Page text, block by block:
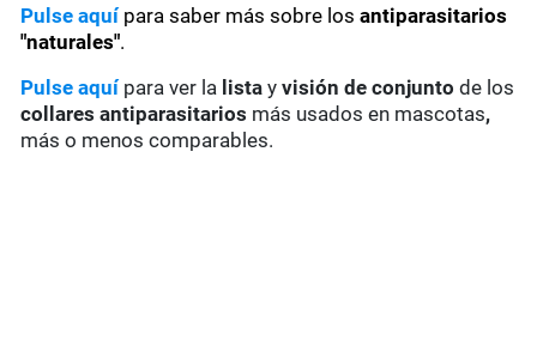
Pulse aquípara saber más sobre losantiparasitarios
"naturales".
Pulse aquí para ver la lista yvisión de conjunto de los
collares antiparasitarios más usados en mascotas,
más o menos comparables.